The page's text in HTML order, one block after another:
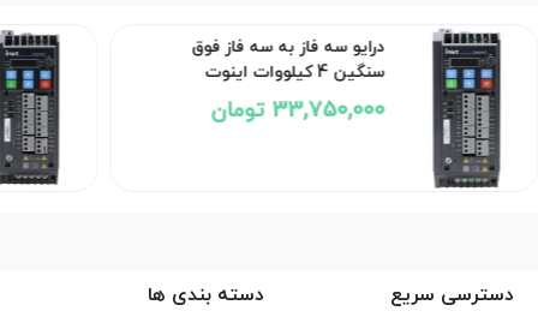
درایو سه فاز به سه فاز فوق
سنگین 4 کیلووات اینوت
33,750,000 تومان
دسترسی سریع دسته بندی ها